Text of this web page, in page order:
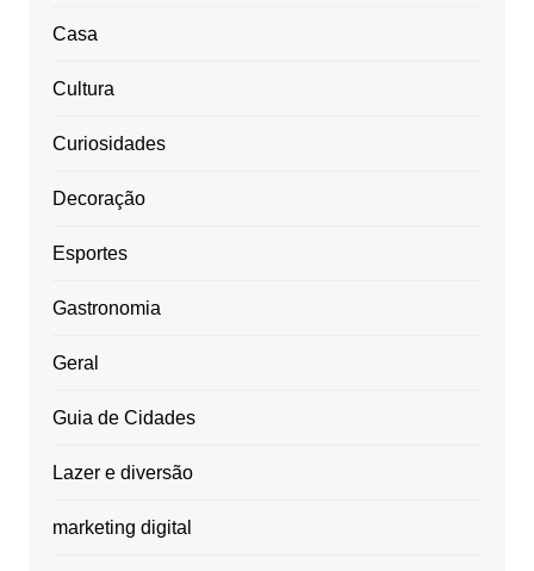
Casa
Cultura
Curiosidades
Decoração
Esportes
Gastronomia
Geral
Guia de Cidades
Lazer e diversão
marketing digital